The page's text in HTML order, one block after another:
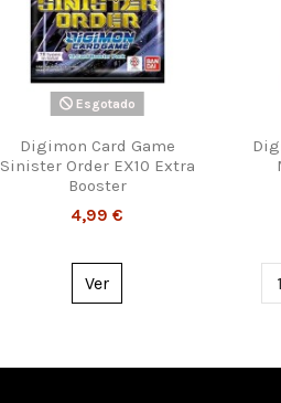
Esgotado
Digimon Card Game
Sinister Order EX10 Extra
Booster
4,99 €
Ver